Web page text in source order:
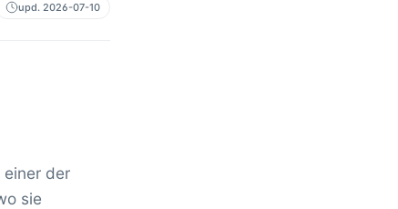
upd. 2026-07-10
einer der
sie